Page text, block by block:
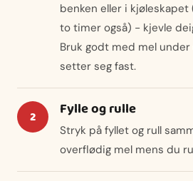
benken eller i
to timer også) - kjevle
Bruk godt med mel
setter seg fast.
Fylle og rulle
Stryk på fyllet og rull
overflødig mel mens du